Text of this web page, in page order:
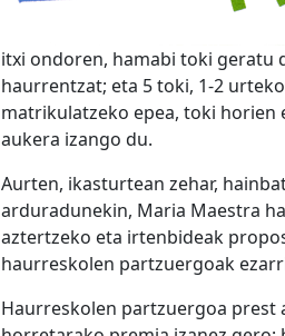
itxi ondoren, hamabi toki geratu
haurrentzat; eta 5 toki, 1-2
matrikulatzeko epea, toki horien
aukera izango du.
Aurten, ikasturtean zehar,
arduradunekin, Maria Maestra
aztertzeko eta irtenbideak
haurreskolen partzuergoak
Haurreskolen partzuergoa